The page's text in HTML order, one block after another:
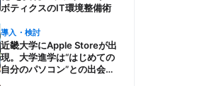
ボティクスのIT環境整備術
導入・検討
近畿大学にApple Storeが出
現。大学進学は“はじめての
自分のパソコン”との出会